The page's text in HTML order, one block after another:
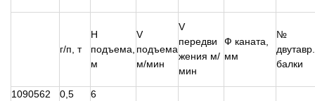
г/п, т
H
подъема,
м
V
подъема
м/мин
V
передви
жения м/
мин
Ф каната,
мм
№
двутавр.
балки
1090562 0,5 6